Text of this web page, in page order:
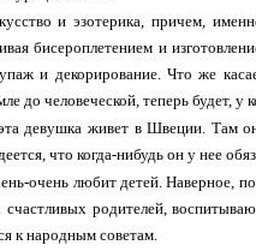
и эзотерика, причем,
бисероплетением и
и декорирование. Что же
до человеческой, теперь будет, у
девушка живет в Швеции. Там
что когда-нибудь он у нее
очень любит детей. Наверное,
родителей,
к народным советам.